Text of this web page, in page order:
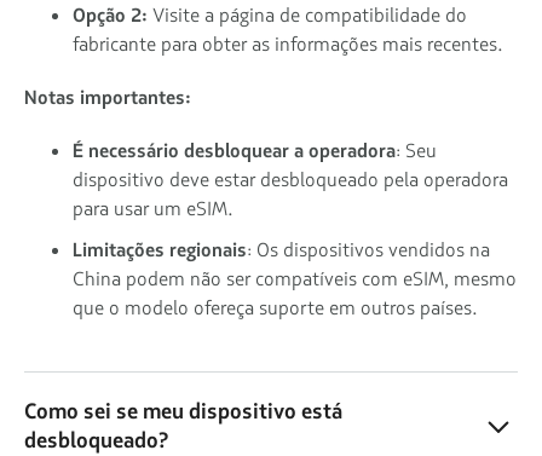
Opção 2: Visite a página de compatibilidade do
fabricante para obter as informações mais recentes.
Notas importantes:
É necessário desbloquear a operadora: Seu
dispositivo deve estar desbloqueado pela operadora
para usar um eSIM.
Limitações regionais: Os dispositivos vendidos na
China podem não ser compatíveis com eSIM, mesmo
que o modelo ofereça suporte em outros países.
Como sei se meu dispositivo está
desbloqueado?